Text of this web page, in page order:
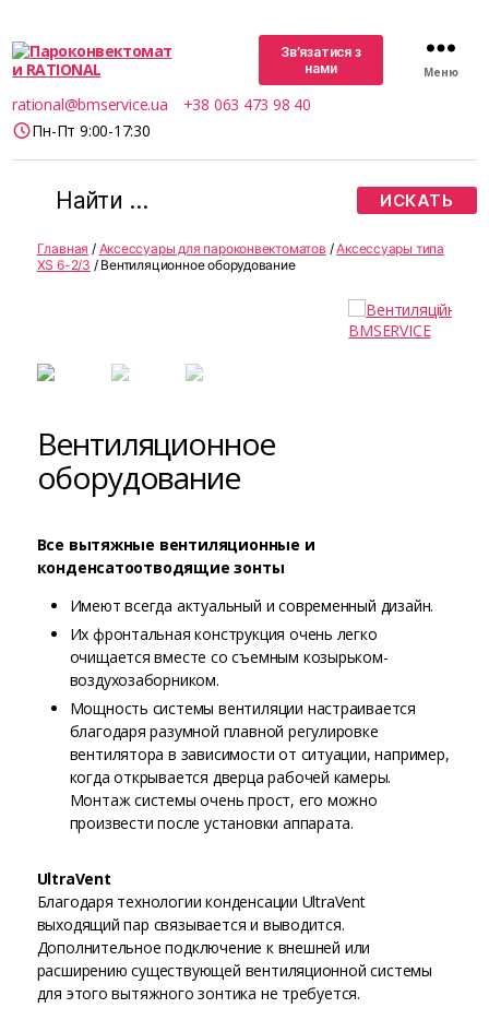
RATIONAL
Зв’язатися з
нами
rational@bmservice.ua
+38 063 473 98 40
Пн-Пт 9:00-17:30
Меню
Поиск:
Главная / Аксессуары для пароконвектоматов /Аксессуары типа
XS 6-2/3 / Вентиляционное оборудование
Вентиляционное
оборудование
Все вытяжные вентиляционные и
конденсатоотводящие зонты
Имеют всегда актуальный и современный дизайн.
Их фронтальная конструкция очень легко
очищается вместе со съемным козырьком-
воздухозаборником.
Мощность системы вентиляции настраивается
благодаря разумной плавной регулировке
вентилятора в зависимости от ситуации, например,
когда открывается дверца рабочей камеры.
Монтаж системы очень прост, его можно
произвести после установки аппарата.
UltraVent
Благодаря технологии конденсации UltraVent
выходящий пар связывается и выводится.
Дополнительное подключение к внешней или
расширению существующей вентиляционной системы
для этого вытяжного зонтика не требуется.